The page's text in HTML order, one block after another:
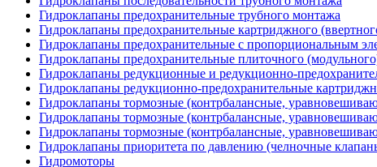
Гидроклапаны предохранительные трубного монтажа
Гидроклапаны предохранительные картриджного
Гидроклапаны предохранительные с пропорциональным
Гидроклапаны предохранительные плиточного
Гидроклапаны редукционные и редукционно-
Гидроклапаны редукционно-предохранительные
Гидроклапаны тормозные (контрбалансные,
Гидроклапаны тормозные (контрбалансные,
Гидроклапаны тормозные (контрбалансные,
Гидроклапаны приоритета по давлению (челночные
Гидромоторы